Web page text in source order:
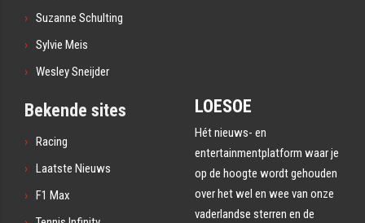
Suzanne Schulting
Sylvie Meis
Wesley Sneijder
Bekende sites
Racing
Laatste Nieuws
F1 Max
LOESOE
Hét nieuws- en
entertainmentplatform waar je
op de hoogte wordt gehouden
over het wel en wee van onze
vaderlandse sterren en de